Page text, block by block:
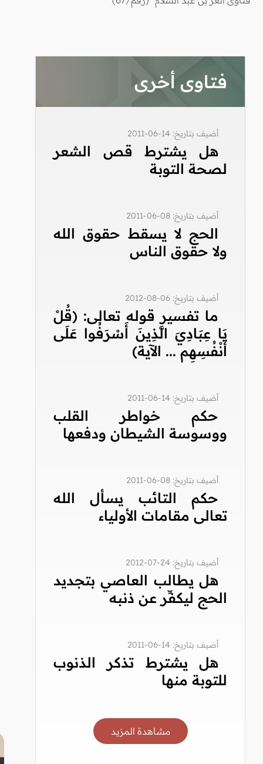
فتاوى أخرى
أضيف بتاريخ: 14-06-2011
هل يشترط قص الشعر
لصحة التوبة
أضيف بتاريخ: 08-06-2011
الحج لا يسقط حقوق الله
ولا حقوق الناس
أضيف بتاريخ: 06-08-2012
ما تفسير قوله تعالى: (قُلْ
يَا عِبَادِيَ الَّذِينَ أَسْرَفُوا عَلَى
أَنْفُسِهِم ... الآية)
أضيف بتاريخ: 14-06-2011
حكم خواطر القلب
ووسوسة الشيطان ودفعها
أضيف بتاريخ: 08-06-2011
حكم التائب يسأل الله
تعالى مقامات الأولياء
أضيف بتاريخ: 24-07-2012
هل يطالب العاصي بتجديد
الحج ليكفِّر عن ذنبه
أضيف بتاريخ: 14-06-2011
هل يشترط تذكر الذنوب
للتوبة منها
مشاهدة المزيد